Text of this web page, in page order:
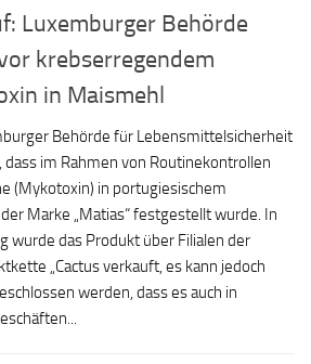
Luxemburger Behörde
krebserregendem
in Maismehl
Behörde für Lebensmittelsicherheit
im Rahmen von Routinekontrollen
(Mykotoxin) in portugiesischem
Marke „Matias“ festgestellt wurde. In
wurde das Produkt über Filialen der
„Cactus verkauft, es kann jedoch
werden, dass es auch in